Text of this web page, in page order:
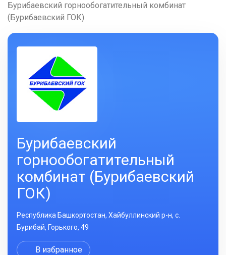
Бурибаевский горнообогатительный комбинат
(Бурибаевский ГОК)
Бурибаевский
горнообогатительный
комбинат (Бурибаевский
ГОК)
Республика Башкортостан, Хайбуллинский р-н, с.
Бурибай, Горького, 49
В избранное